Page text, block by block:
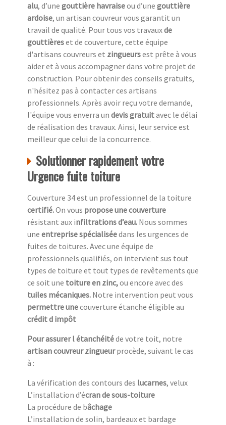
alu, d’une gouttière havraiseou d’une gouttière
ardoise, un artisan couvreur vous garantit un
travail de qualité. Pour tous vos travauxde
gouttièreset de couverture, cette équipe
d'artisans couvreurs et zingueursest prête à vous
aider et à vous accompagner dans votre projet de
construction. Pour obtenir des conseils gratuits,
n'hésitez pas à contacter ces artisans
professionnels. Après avoir reçu votre demande,
l'équipe vous enverra un devis gratuitavec le délai
de réalisation des travaux. Ainsi, leur service est
meilleur que celui de la concurrence.
Solutionner rapidement votre
Urgence fuite toiture
Couverture 34 est un professionnel de la toiture
certifié.On vous propose une couverture
résistant aux infiltrations d’eau. Nous sommes
une entreprise spécialiséedans les urgences de
fuites de toitures. Avec une équipe de
professionnels qualifiés, on intervient sus tout
types de toiture et tout types de revêtements que
ce soit une toiture en zinc,ou encore avec des
tuiles mécaniques. Notre intervention peut vous
permettre unecouverture étanche éligible au
crédit d impôt
Pour assurer l étanchéitéde votre toit, notre
artisan couvreur zingueurprocède, suivant le cas
à :
La vérification des contours des lucarnes, velux
L’installation d’écran de sous-toiture
La procédure de bâchage
L’installation de solin, bardeaux et bardage